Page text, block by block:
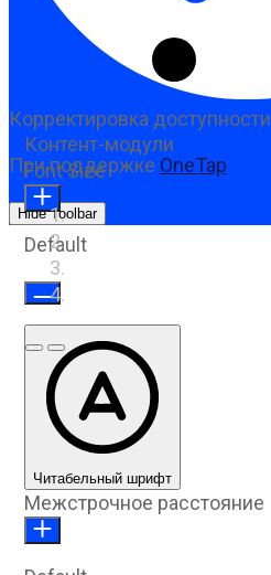
Предыдущий слайд
Следующий слайд
Корректировка доступности
При поддержке OneTap
Hide Toolbar
Контент-модули
Font Size
Default
Читабельный шрифт
Межстрочное расстояние